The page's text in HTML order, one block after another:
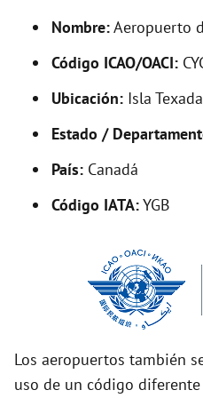
i
o
Nombre:Aeropuerto
Código ICAO/OACI:
Ubicación: Isla Texada
Estado /
País: Canadá
Código IATA:YGB
Los aeropuertos también
uso de un código